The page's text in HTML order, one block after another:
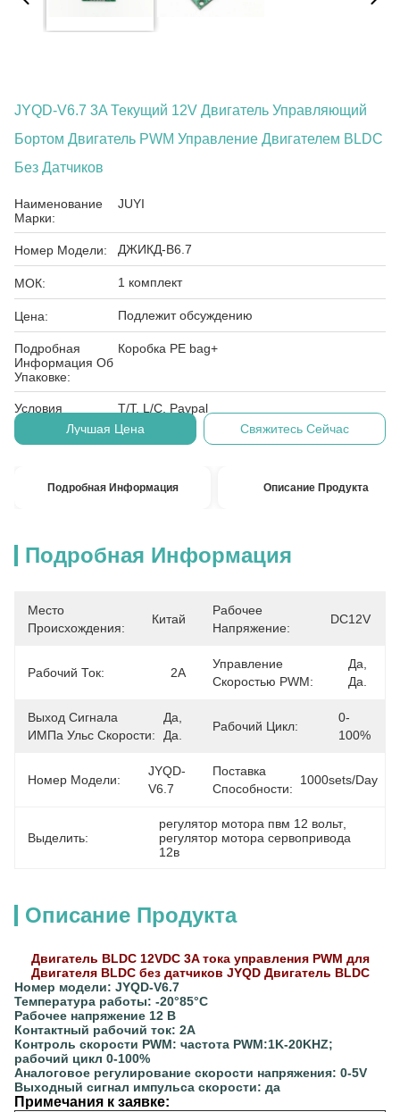
JYQD-V6.7 3A Текущий 12V Двигатель Управляющий
Бортом Двигатель PWM Управление Двигателем BLDC
Без Датчиков
Наименование
Марки:
JUYI
Номер Модели: ДЖИКД-В6.7
МОК: 1 комплект
Цена: Подлежит обсуждению
Подробная
Информация Об
Упаковке:
Коробка PE bag+
Условия
Оплаты:
T/T, L/C, Paypal
Лучшая Цена
Свяжитесь Сейчас
Подробная Информация Описание Продукта
Подробная Информация
Место
Происхождения:
Китай
Рабочее
Напряжение:
DC12V
Рабочий Ток: 2А
Управление
Скоростью PWM:
Да,
Да.
Выход Сигнала
ИМПа Ульс Скорости:
Да,
Да.
Рабочий Цикл:
0-
100%
Номер Модели:
JYQD-
V6.7
Поставка
Способности:
1000sets/day
Выделить:
регулятор мотора пвм 12 вольт,
регулятор мотора сервопривода
12в
Описание Продукта
Двигатель BLDC 12VDC 3A тока управления PWM для
Двигателя BLDC без датчиков JYQD Двигатель BLDC
Номер модели: JYQD-V6.7
Температура работы: -20°85°C
Рабочее напряжение 12 В
Контактный рабочий ток: 2А
Контроль скорости PWM: частота PWM:1K-20KHZ;
рабочий цикл 0-100%
Аналоговое регулирование скорости напряжения: 0-5V
Выходный сигнал импульса скорости: да
Примечания к заявке: